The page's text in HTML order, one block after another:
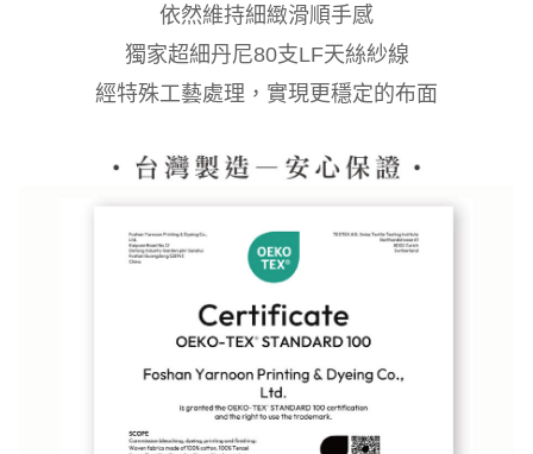
依然維持細緻滑順手感
獨家超細丹尼80支LF天絲紗線
經特殊工藝處理，實現更穩定的布面